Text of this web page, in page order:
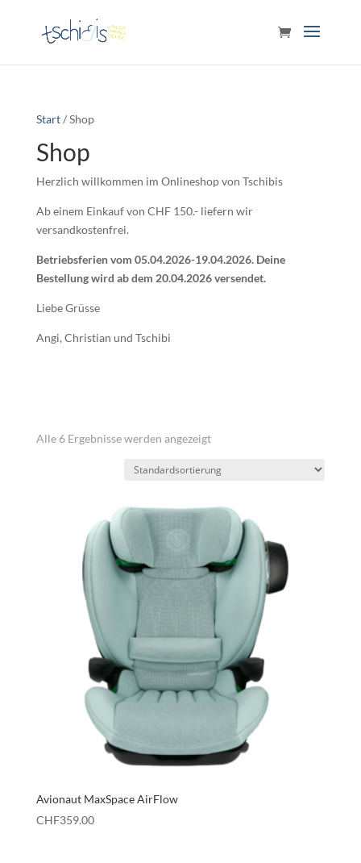
Start/ Shop
Shop
Herzlich willkommen im Onlineshop von Tschibis
Ab einem Einkauf von CHF 150.- liefern wir
versandkostenfrei.
Betriebsferien vom 05.04.2026-19.04.2026. Deine
Bestellung wird ab dem 20.04.2026 versendet.
Liebe Grüsse
Angi, Christian und Tschibi
Alle 6 Ergebnisse werden angezeigt
Avionaut MaxSpace AirFlow
CHF359.00